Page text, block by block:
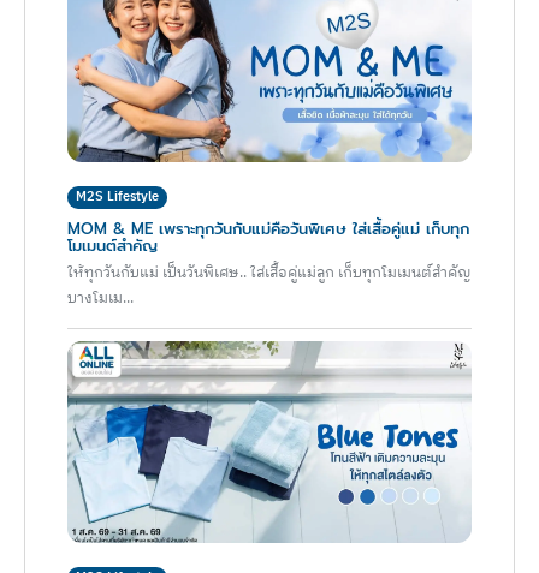
M2S Lifestyle
MOM & ME เพราะทุกวันกับแม่คือวันพิเศษ ใส่เสื้อคู่แม่ เก็บทุก
โมเมนต์สำคัญ
ให้ทุกวันกับแม่ เป็นวันพิเศษ.. ใส่เสื้อคู่แม่ลูก เก็บทุกโมเมนต์สำคัญ
บางโมเม...